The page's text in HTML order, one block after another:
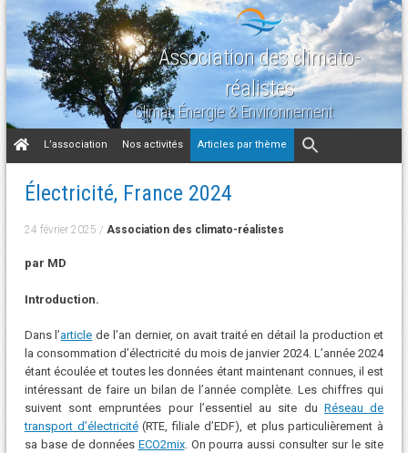
Association des climato-
réalistes
Climat, Énergie & Environnement
Aller
au
contenu
L’association Nos activités Articles par thème
Électricité, France 2024
24 février 2025 / Association des climato-réalistes
par MD
Introduction.
Dans l’article de l’an dernier, on avait traité en détail la production et
la consommation d’électricité du mois de janvier 2024. L’année 2024
étant écoulée et toutes les données étant maintenant connues, il est
intéressant de faire un bilan de l’année complète. Les chiffres qui
suivent sont empruntées pour l’essentiel au site du Réseau de
transport d’électricité(RTE, filiale d’EDF), et plus particulièrement à
sa base de données ECO2mix. On pourra aussi consulter sur le site